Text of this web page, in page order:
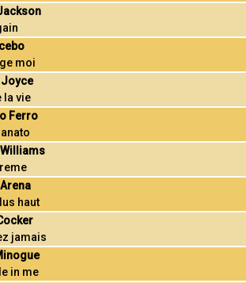
moi
Joyce
la vie
Ferro
Williams
haut
jamais
in me